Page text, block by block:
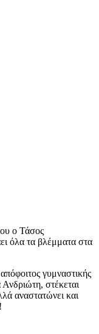
ο Τάσος
όλα τα βλέμματα στα
γυμναστικής
στέκεται
αναστατώνει και